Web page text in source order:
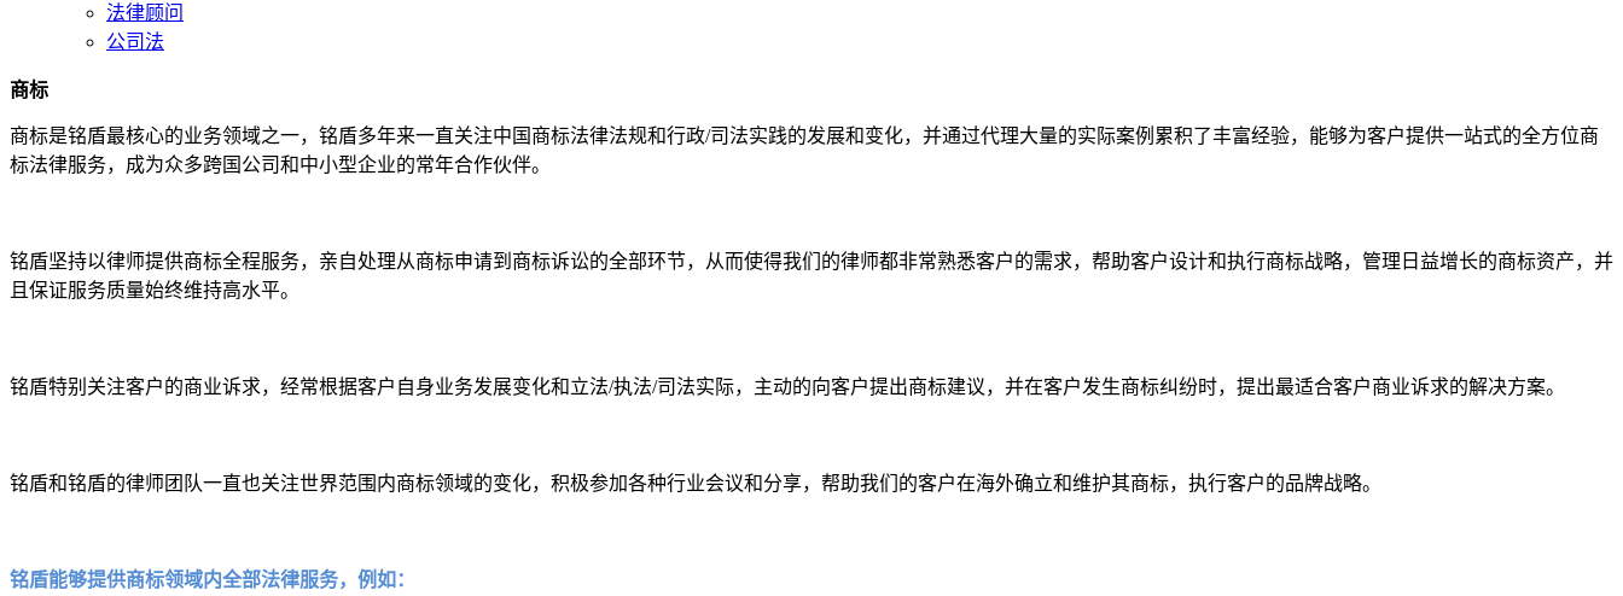
法律顾问
公司法
商标
商标是铭盾最核心的业务领域之一，铭盾多年来一直关注中国商标法律法规和行政/司法实践的发展和变化，并通过代理大量的实际案例累积了丰富经验，能够为客户提供一站式的全方位商
标法律服务，成为众多跨国公司和中小型企业的常年合作伙伴。
铭盾坚持以律师提供商标全程服务，亲自处理从商标申请到商标诉讼的全部环节，从而使得我们的律师都非常熟悉客户的需求，帮助客户设计和执行商标战略，管理日益增长的商标资产，并
且保证服务质量始终维持高水平。
铭盾特别关注客户的商业诉求，经常根据客户自身业务发展变化和立法/执法/司法实际，主动的向客户提出商标建议，并在客户发生商标纠纷时，提出最适合客户商业诉求的解决方案。
铭盾和铭盾的律师团队一直也关注世界范围内商标领域的变化，积极参加各种行业会议和分享，帮助我们的客户在海外确立和维护其商标，执行客户的品牌战略。
铭盾能够提供商标领域内全部法律服务，例如：